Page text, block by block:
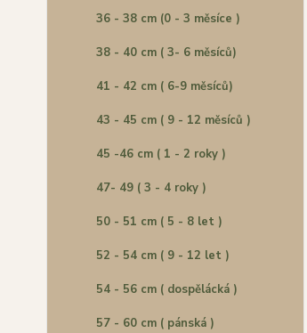
36 - 38 cm (0 - 3 měsíce )
38 - 40 cm ( 3- 6 měsíců)
41 - 42 cm ( 6-9 měsíců)
43 - 45 cm ( 9 - 12 měsíců )
45 -46 cm ( 1 - 2 roky )
47- 49 ( 3 - 4 roky )
50 - 51 cm ( 5 - 8 let )
52 - 54 cm ( 9 - 12 let )
54 - 56 cm ( dospělácká )
57 - 60 cm ( pánská )